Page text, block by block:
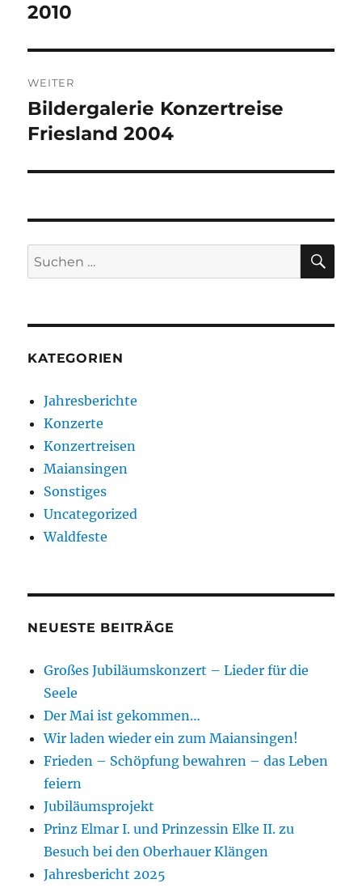
Beitrag:
2010
WEITER
Nächster
Beitrag:
Bildergalerie Konzertreise
Friesland 2004
Suchen
nach:
KATEGORIEN
Jahresberichte
Konzerte
Konzertreisen
Maiansingen
Sonstiges
Uncategorized
Waldfeste
NEUESTE BEITRÄGE
Großes Jubiläumskonzert – Lieder für die
Seele
Der Mai ist gekommen…
Wir laden wieder ein zum Maiansingen!
Frieden – Schöpfung bewahren – das Leben
feiern
Jubiläumsprojekt
Prinz Elmar I. und Prinzessin Elke II. zu
Besuch bei den Oberhauer Klängen
Jahresbericht 2025